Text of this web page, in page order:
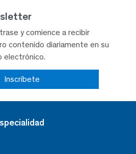
y comience a recibir
contenido diariamente en su
electrónico.
Inscríbete